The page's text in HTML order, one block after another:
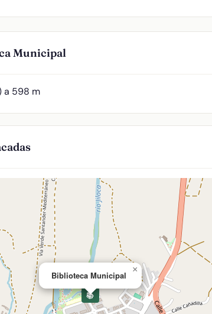
Municipal
a 598 m
📚
Biblioteca Municipal
×